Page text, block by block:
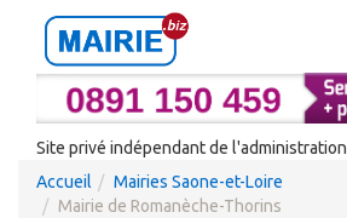
Site privé indépendant de l'administration
Accueil
Mairies Saone-et-Loire
Mairie de Romanèche-Thorins